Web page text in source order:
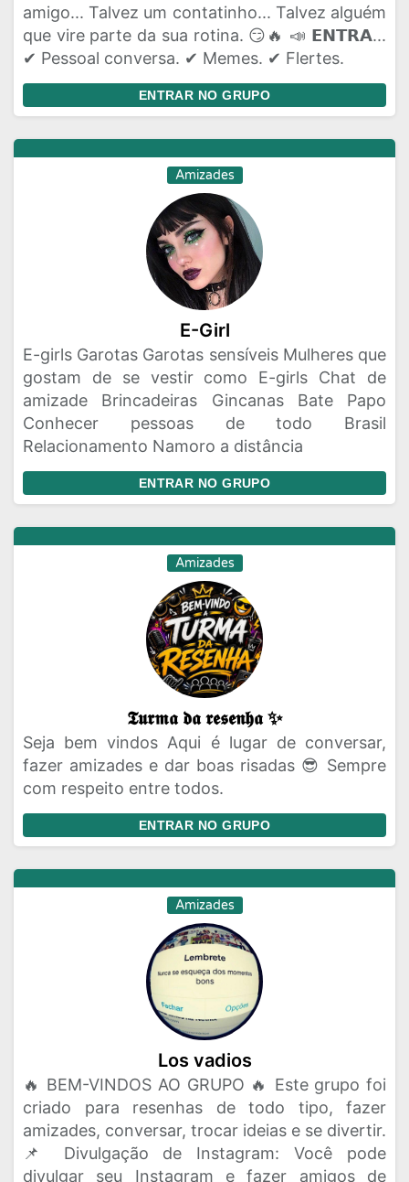
amigo... Talvez um contatinho... Talvez alguém
que vire parte da sua rotina. 😏🔥 📣 𝗘𝗡𝗧𝗥𝗔...
✔ Pessoal conversa. ✔ Memes. ✔ Flertes.
ENTRAR NO GRUPO
Amizades
E-Girl
E-girls Garotas Garotas sensíveis Mulheres que
gostam de se vestir como E-girls Chat de
amizade Brincadeiras Gincanas Bate Papo
Conhecer pessoas de todo Brasil
Relacionamento Namoro a distância
ENTRAR NO GRUPO
Amizades
𝕿𝖚𝖗𝖒𝖆 𝖉𝖆 𝖗𝖊𝖘𝖊𝖓𝖍𝖆 ✨
Seja bem vindos Aqui é lugar de conversar,
fazer amizades e dar boas risadas 😎 Sempre
com respeito entre todos.
ENTRAR NO GRUPO
Amizades
Los vadios
🔥 BEM-VINDOS AO GRUPO 🔥 Este grupo foi
criado para resenhas de todo tipo, fazer
amizades, conversar, trocar ideias e se divertir.
📌 Divulgação de Instagram: Você pode
divulgar seu Instagram e fazer amigos de